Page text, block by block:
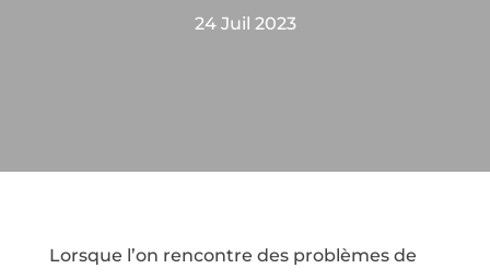
24 Juil 2023
Lorsque l’on rencontre des problèmes de